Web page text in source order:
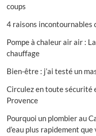
coups
4 raisons incontournables
Pompe à chaleur air air :
chauffage
Bien-être : j’ai testé un
Circulez en toute sécurité
Provence
Pourquoi un plombier au
d’eau plus rapidement que